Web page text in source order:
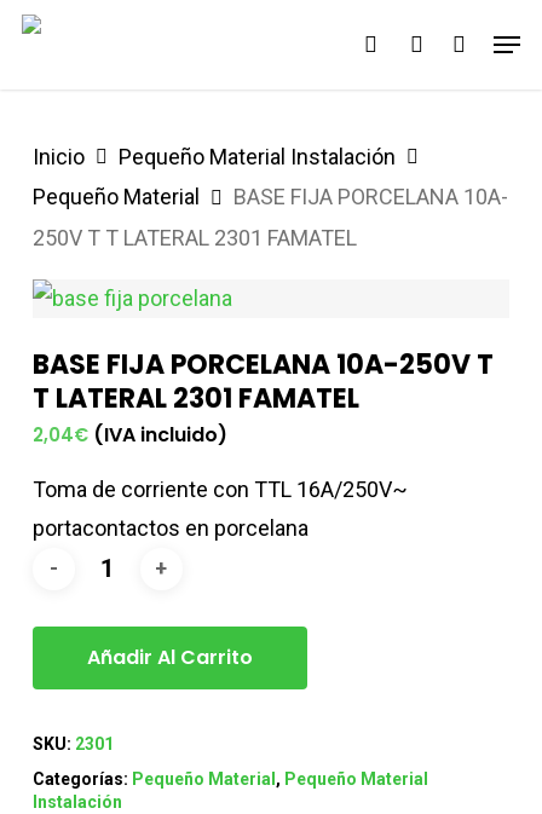
Saltar
buscaraccount
Inicio
Pequeño Material Instalación
Pequeño Material
BASE FIJA PORCELANA 10A-
250V T T LATERAL 2301 FAMATEL
BASE FIJA PORCELANA 10A-250V T
T LATERAL 2301 FAMATEL
2,04€ (IVA incluido)
Toma de corriente con TTL 16A/250V~
portacontactos en porcelana
Añadir Al Carrito
SKU: 2301
Categorías: Pequeño Material, Pequeño Material
Instalación